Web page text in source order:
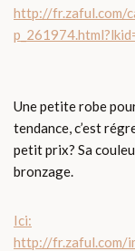
http://fr.zaful.com/
p_261974.html
Une petite robe
tendance, c’est
petit prix? Sa
bronzage.
Ici:
http://fr.zaful.com/